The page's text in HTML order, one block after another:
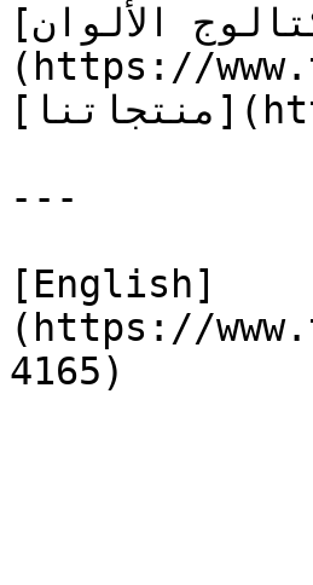
[كتالوج الألوان]
(https://
[منتجاتنا](https://www.timepaints.com/ar/products)
---
[English]
(https://
4165)